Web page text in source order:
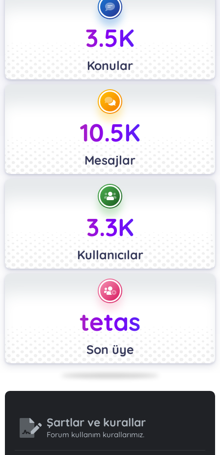
3.5K
Konular
10.5K
Mesajlar
3.3K
Kullanıcılar
tetas
Son üye
Şartlar ve kurallar
Forum kullanım kurallarımız.